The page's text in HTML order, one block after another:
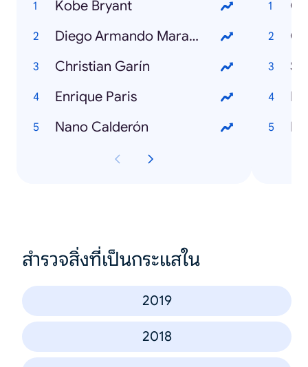
Kobe Bryant
Diego Armando Maradona
Christian Garín
Enrique Paris
Nano Calderón
สำรวจสิ่งที่เป็นกระแสใน
2019
2018